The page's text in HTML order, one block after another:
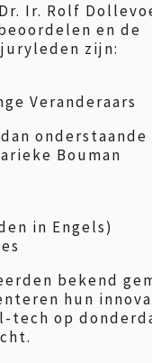
Ir. Rolf
en de
zijn:
Veranderaars
onderstaande
Bouman
in Engels)
bekend
hun
op